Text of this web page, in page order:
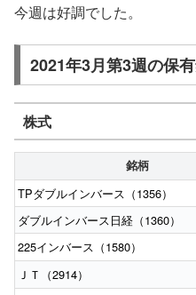
今週は好調でした。
2021年3月第3週の保
株式
銘柄
TPダブルインバース（1356）
ダブルインバース日経（1360）
225インバース（1580）
ＪＴ（2914）